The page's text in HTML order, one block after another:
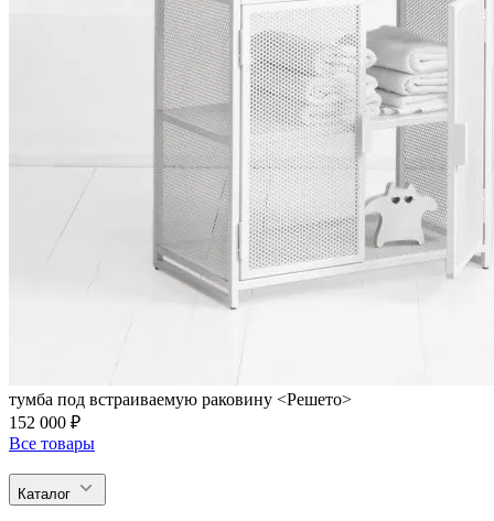
тумба под встраиваемую раковину <Решето>
152 000 ₽
Все товары
Каталог